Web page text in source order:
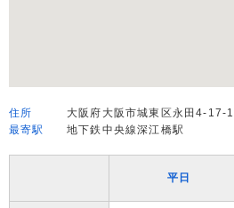
住所
大阪府大阪市城東区永田4-17-
最寄駅
地下鉄中央線深江橋駅
平日